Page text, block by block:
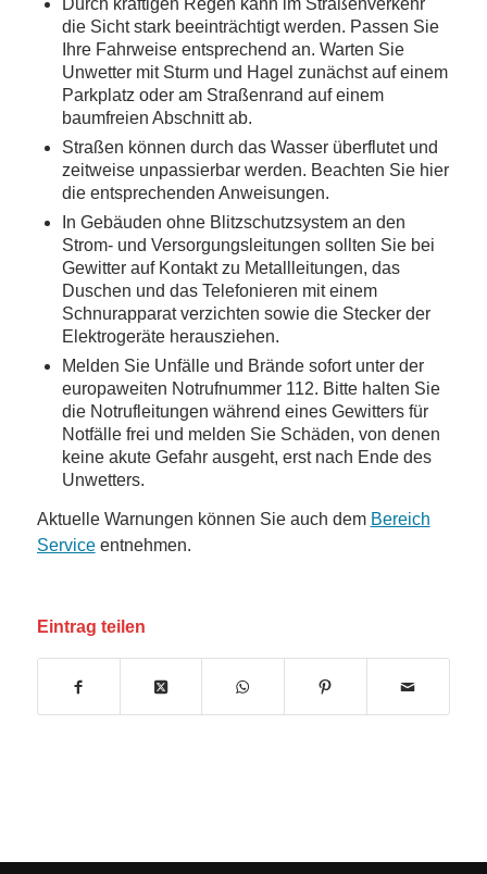
Durch kräftigen Regen kann im Straßenverkehr
die Sicht stark beeinträchtigt werden. Passen Sie
Ihre Fahrweise entsprechend an. Warten Sie
Unwetter mit Sturm und Hagel zunächst auf einem
Parkplatz oder am Straßenrand auf einem
baumfreien Abschnitt ab.
Straßen können durch das Wasser überflutet und
zeitweise unpassierbar werden. Beachten Sie hier
die entsprechenden Anweisungen.
In Gebäuden ohne Blitzschutzsystem an den
Strom- und Versorgungsleitungen sollten Sie bei
Gewitter auf Kontakt zu Metallleitungen, das
Duschen und das Telefonieren mit einem
Schnurapparat verzichten sowie die Stecker der
Elektrogeräte herausziehen.
Melden Sie Unfälle und Brände sofort unter der
europaweiten Notrufnummer 112. Bitte halten Sie
die Notrufleitungen während eines Gewitters für
Notfälle frei und melden Sie Schäden, von denen
keine akute Gefahr ausgeht, erst nach Ende des
Unwetters.
Aktuelle Warnungen können Sie auch dem Bereich
Serviceentnehmen.
Eintrag teilen